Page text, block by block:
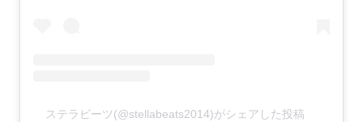
ステラビーツ(@stellabeats2014)がシェアした投稿